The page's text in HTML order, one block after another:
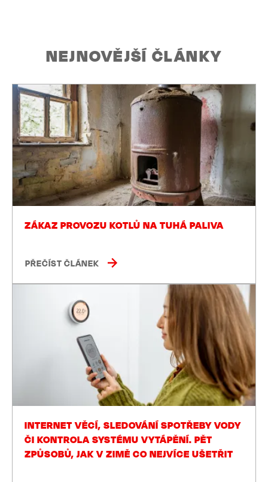
NEJNOVĚJŠÍ ČLÁNKY
ZÁKAZ PROVOZU KOTLŮ NA TUHÁ PALIVA
PŘEČÍST ČLÁNEK
INTERNET VĚCÍ, SLEDOVÁNÍ SPOTŘEBY VODY
ČI KONTROLA SYSTÉMU VYTÁPĚNÍ. PĚT
ZPŮSOBŮ, JAK V ZIMĚ CO NEJVÍCE UŠETŘIT